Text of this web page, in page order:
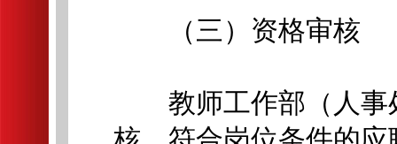
（三）资格审核
教师工作部（人事